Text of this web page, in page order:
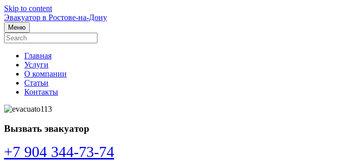
Skip to content
Эвакуатор в Ростове-на-Дону
Меню
Главная
Услуги
О компании
Статьи
Контакты
Вызвать эвакуатор
+7 904 344-73-74